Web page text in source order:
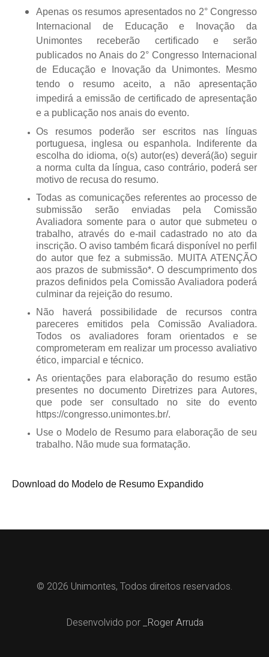
Apenas os resumos apresentados no 2° Congresso
Internacional de Educação e Inovação da
Unimontes receberão certificado e serão
publicados no Anais do 2°Congresso Internacional
de Educação e Inovação da Unimontes. Mesmo
tendo o resumo aceito, a não apresentação
impedirá a emissão de certificado de apresentação
e a publicação nos anais do evento.
Os resumos poderão ser escritos nas línguas
portuguesa, inglesa ou espanhola. Indiferente da
escolha do idioma, o(s) autor(es) deverá(ão) seguir
a norma culta da língua, caso contrário, poderá ser
motivo de recusa do resumo.
Todas as comunicações referentes ao processo de
submissão serão enviadas pela Comissão
Avaliadora somente para o autor que submeteu o
trabalho, através do e-mail cadastrado no ato da
inscrição. O aviso também ficará disponível no perfil
do autor que fez a submissão. MUITA ATENÇÃO
aos prazos de submissão*. O descumprimento dos
prazos definidos pela Comissão Avaliadora poderá
culminar da rejeição do resumo.
Não haverá possibilidade de recursos contra
pareceres emitidos pela Comissão Avaliadora.
Todos os avaliadores foram orientados e se
comprometeram em realizar um processo avaliativo
ético, imparcial e técnico.
As orientações para elaboração do resumo estão
presentes no documento Diretrizes para Autores,
que pode ser consultado no site do evento
https://congresso.unimontes.br/.
Use o Modelo de Resumopara elaboração de seu
trabalho. Não mude sua formatação.
Download do Modelo de Resumo Expandido
© 2026 Unimontes, Todos direitos reservados.
Desenvolvido por_Roger Arruda